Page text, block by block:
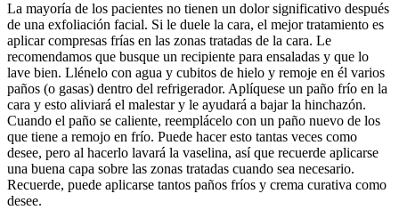
La mayoría de los pacientes no tienen un dolor significativo después
de una exfoliación facial. Si le duele la cara, el mejor tratamiento es
aplicar compresas frías en las zonas tratadas de la cara. Le
recomendamos que busque un recipiente para ensaladas y que lo
lave bien. Llénelo con agua y cubitos de hielo y remoje en él varios
paños (o gasas) dentro del refrigerador. Aplíquese un paño frío en la
cara y esto aliviará el malestar y le ayudará a bajar la hinchazón.
Cuando el paño se caliente, reemplácelo con un paño nuevo de los
que tiene a remojo en frío. Puede hacer esto tantas veces como
desee, pero al hacerlo lavará la vaselina, así que recuerde aplicarse
una buena capa sobre las zonas tratadas cuando sea necesario.
Recuerde, puede aplicarse tantos paños fríos y crema curativa como
desee.